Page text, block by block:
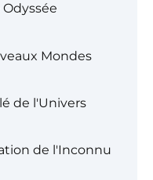
Mondes
de l'Univers
de l'Inconnu